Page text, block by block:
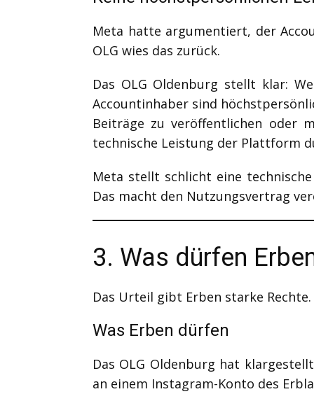
Meta hatte argumentiert, der
OLG wies das zurück.
Das OLG Oldenburg stellt klar:
Accountinhaber sind
Beiträge zu veröffentlichen oder
technische Leistung der Plattform
Meta stellt schlicht eine
Das macht den Nutzungsvertrag
3. Was dürfen
Das Urteil gibt Erben starke
Was Erben dürfen
Das OLG Oldenburg hat
an einem Instagram-Konto des